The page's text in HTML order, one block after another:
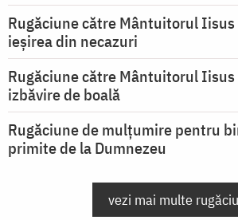
Rugăciune către Mântuitorul
ieşirea din necazuri
Rugăciune către Mântuitorul
izbăvire de boală
Rugăciune de mulțumire pentru
primite de la Dumnezeu
vezi mai multe